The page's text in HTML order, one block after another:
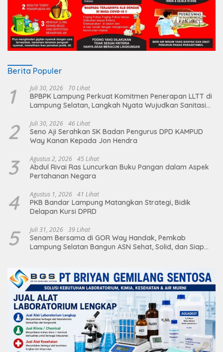
Berita Populer
1 Juli 30, 2026 70 Lihat
BPBPK Lampung Perkuat Komitmen Penerapan LLTT di
Lampung Selatan, Langkah Nyata Wujudkan Sanitasi
2 Juli 30, 2026 46 Lihat
Seno Aji Serahkan SK Badan Pengurus DPD KAMPUD
Way Kanan Kepada Jon Hendra
3 Agustus 2, 2026 45 Lihat
Abdul Rivai Ras Luncurkan Buku Pangan dalam Aspek
Pertahanan Negara
4 Agustus 1, 2026 41 Lihat
PKB Bandar Lampung Matangkan Strategi, Bidik
Delapan Kursi DPRD
5 Juli 31, 2026 39 Lihat
Senam Bersama di GOR Way Handak, Pemkab
Lampung Selatan Bangun ASN Sehat, Solid, dan Siap